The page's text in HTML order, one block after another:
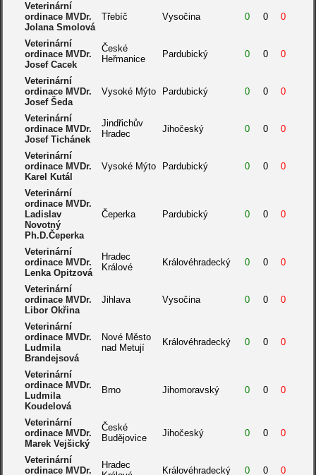
Veterinární
ordinace MVDr.
Jolana Smolová
Třebíč Vysočina 0 0 0
Veterinární
ordinace MVDr.
Josef Cacek
České
Heřmanice
Pardubický 0 0 0
Veterinární
ordinace MVDr.
Josef Šeda
Vysoké Mýto Pardubický 0 0 0
Veterinární
ordinace MVDr.
Josef Tichánek
Jindřichův
Hradec
Jihočeský 0 0 0
Veterinární
ordinace MVDr.
Karel Kutál
Vysoké Mýto Pardubický 0 0 0
Veterinární
ordinace MVDr.
Ladislav
Novotný
Ph.D.Čeperka
Čeperka Pardubický 0 0 0
Veterinární
ordinace MVDr.
Lenka Opitzová
Hradec
Králové
Královéhradecký 0 0 0
Veterinární
ordinace MVDr.
Libor Okřina
Jihlava Vysočina 0 0 0
Veterinární
ordinace MVDr.
Ludmila
Brandejsová
Nové Město
nad Metují
Královéhradecký 0 0 0
Veterinární
ordinace MVDr.
Ludmila
Koudelová
Brno Jihomoravský 0 0 0
Veterinární
ordinace MVDr.
Marek Vejšický
České
Budějovice
Jihočeský 0 0 0
Veterinární
ordinace MVDr.
Hradec
Královéhradecký 0 0 0